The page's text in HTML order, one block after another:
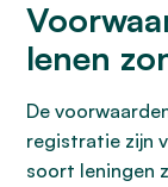
lenen
De
registratie zijn
soort leningen